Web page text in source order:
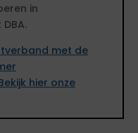
in
met de
hier onze